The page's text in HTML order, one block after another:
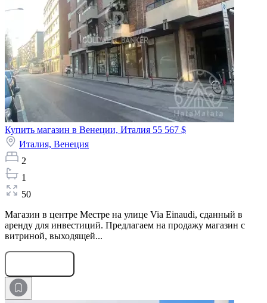
Купить магазин в Венеции, Италия 55 567 $
Италия, Венеция
2
1
50
Магазин в центре Местре на улице Via Einaudi, сданный в
аренду для инвестиций. Предлагаем на продажу магазин с
витриной, выходящей...